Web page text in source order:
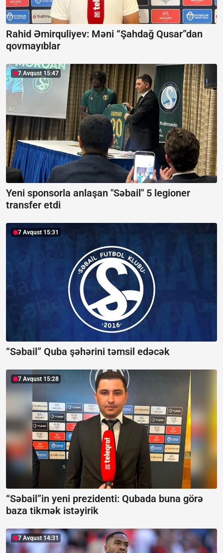
Rahid Əmirquliyev: Məni “Şahdağ Qusar”dan
qovmayıblar
7 Avqust 15:47
Yeni sponsorla anlaşan "Səbail" 5 legioner
transfer etdi
7 Avqust 15:31
“Səbail” Quba şəhərini təmsil edəcək
7 Avqust 15:28
“Səbail”in yeni prezidenti: Qubada buna görə
baza tikmək istəyirik
7 Avqust 14:31